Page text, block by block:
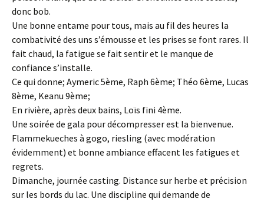
donc bob.
Une bonne entame pour tous, mais au fil des heures la
combativité des uns s’émousse et les prises se font rares. Il
fait chaud, la fatigue se fait sentir et le manque de
confiance s’installe.
Ce qui donne; Aymeric 5ème, Raph 6ème; Théo 6ème, Lucas
8ème, Keanu 9ème;
En rivière, après deux bains, Loïs fini 4ème.
Une soirée de gala pour décompresser est la bienvenue.
Flammekueches à gogo, riesling (avec modération
évidemment) et bonne ambiance effacent les fatigues et
regrets.
Dimanche, journée casting. Distance sur herbe et précision
sur les bords du lac. Une discipline qui demande de